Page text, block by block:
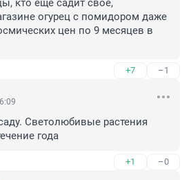
кто ещё садит своё,
огурец с помидором даже
цен по 9 месяцев в
+7 –1
Светолюбивые растения
года
+1 –0